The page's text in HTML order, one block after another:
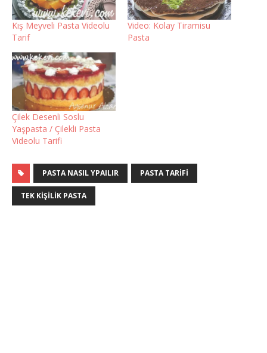
Kış Meyveli Pasta Videolu
Tarif
Video: Kolay Tiramisu
Pasta
Çilek Desenli Soslu
Yaşpasta / Çilekli Pasta
Videolu Tarifi
PASTA NASIL YPAILIR PASTA TARIFI
TEK KIŞILIK PASTA